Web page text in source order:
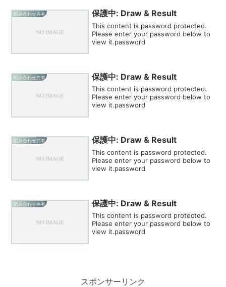
組み合わせ共有 保護中: Draw & Result
This content is password protected.
Please enter your password below to
view it.password
組み合わせ共有 保護中: Draw & Result
This content is password protected.
Please enter your password below to
view it.password
組み合わせ共有 保護中: Draw & Result
This content is password protected.
Please enter your password below to
view it.password
組み合わせ共有 保護中: Draw & Result
This content is password protected.
Please enter your password below to
view it.password
スポンサーリンク